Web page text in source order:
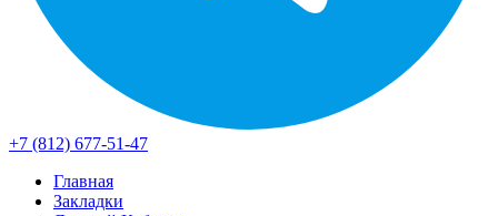
+7 (812) 677-51-47
Главная
Закладки